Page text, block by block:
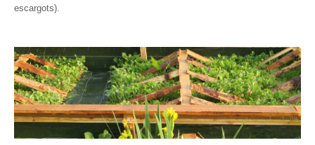
escargots).